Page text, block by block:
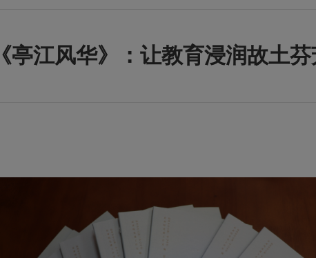
《亭江风华》：让教育浸润故土